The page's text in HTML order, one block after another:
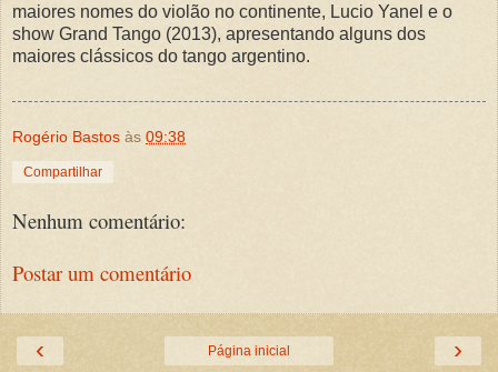
maiores nomes do violão no continente, Lucio Yanel e o
show Grand Tango (2013), apresentando alguns dos
maiores clássicos do tango argentino.
Rogério Bastos às 09:38
Compartilhar
Nenhum comentário:
Postar um comentário
‹ ›
Página inicial